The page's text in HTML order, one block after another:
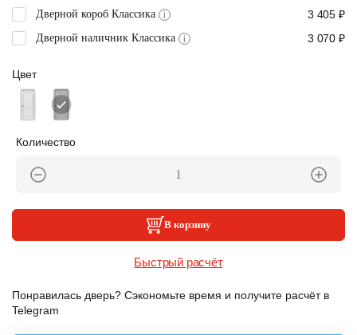
Дверной короб Классика i 3 405 ₽
Дверной наличник Классика i 3 070 ₽
Цвет
Количество
В корзину
Быстрый расчёт
Понравилась дверь? Сэкономьте время и получите расчёт в
Telegram